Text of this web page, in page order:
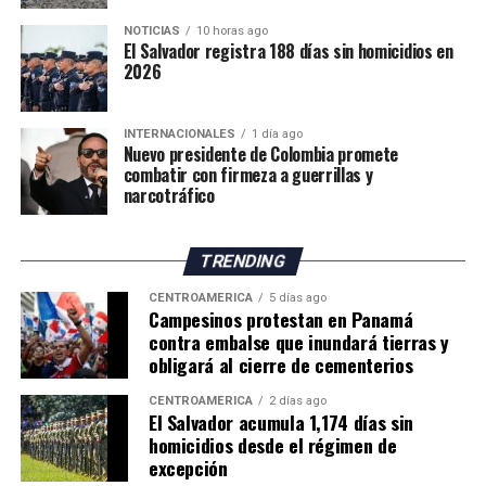
indicadores favorables en materia de seguridad.
El ministro de Seguridad, Gustavo Villatoro, ha reiterado
que el Gobierno mantendrá las acciones para localizar y
capturar a integrantes de estructuras criminales que
aún permanezcan activos.
“Todos aquellos que pretendan continuar con esa
cultura de muerte que las pandillas impusieron en el
implacable en hacer cumplir la ley”, afirmó Villatoro.
trabajando para erradicar las estructuras criminales y
mantener la reducción de los índices de violencia
registrados en los últimos años.
NOTICIAS 10 horas ago
El Salvador registra 188 días sin homicidios en
2026
INTERNACIONALES 1 día ago
Nuevo presidente de Colombia promete
combatir con firmeza a guerrillas y
narcotráfico
TRENDING
CENTROAMÉRICA 5 días ago
Campesinos protestan en Panamá
contra embalse que inundará tierras y
obligará al cierre de cementerios
CENTROAMÉRICA 2 días ago
El Salvador acumula 1,174 días sin
homicidios desde el régimen de
excepción